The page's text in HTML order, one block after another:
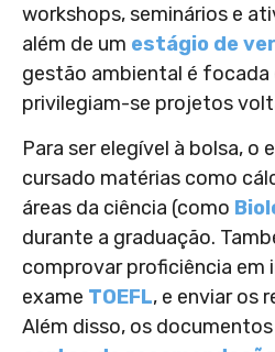
workshops, seminários e
além de um estágio de
gestão ambiental é focada
privilegiam-se projetos
Para ser elegível à bolsa, o
cursado matérias como
áreas da ciência (como
durante a graduação.
comprovar proficiência em
exame TOEFL, e enviar os
Além disso, os